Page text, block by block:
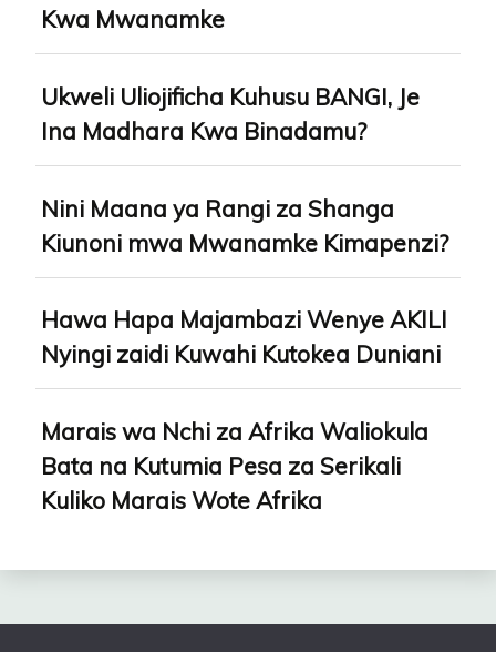
Kwa Mwanamke
Ukweli Uliojificha Kuhusu BANGI, Je
Ina Madhara Kwa Binadamu?
Nini Maana ya Rangi za Shanga
Kiunoni mwa Mwanamke Kimapenzi?
Hawa Hapa Majambazi Wenye AKILI
Nyingi zaidi Kuwahi Kutokea Duniani
Marais wa Nchi za Afrika Waliokula
Bata na Kutumia Pesa za Serikali
Kuliko Marais Wote Afrika